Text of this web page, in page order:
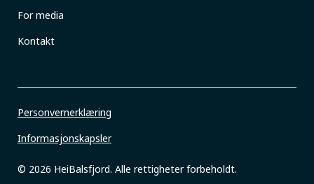
For media
Kontakt
© 2026 HeiBalsfjord. Alle rettigheter forbeholdt.
Personvernerklæring
Informasjonskapsler